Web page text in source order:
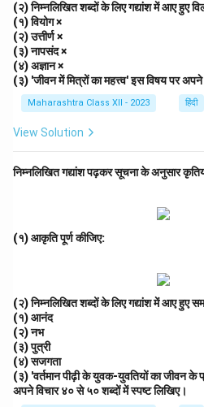
(२) निम्नलिखित शब्दों के लिए गद्यांश में आए हुए
(१) वियोग ×
(२) उत्तीर्ण ×
(३) नापसंद ×
(४) अज्ञान ×
(३) 'जीवन में मित्रों का महत्त्व' इस विषय पर
Maharashtra Class XII - 2023 हिंदी
View Solution
निम्नलिखित गद्यांश पढ़कर सूचना के अनुसार
(१) आकृति पूर्ण कीजिए:
(२) निम्नलिखित शब्दों के लिए गद्यांश में आए हुए
(१) आनंद
(२) नभ
(३) पुत्री
(४) सजगता
(३) 'वर्तमान पीढ़ी के युवक-युवतियों का जीवन के
अपने विचार ४० से ५० शब्दों में स्पष्ट लिखिए।